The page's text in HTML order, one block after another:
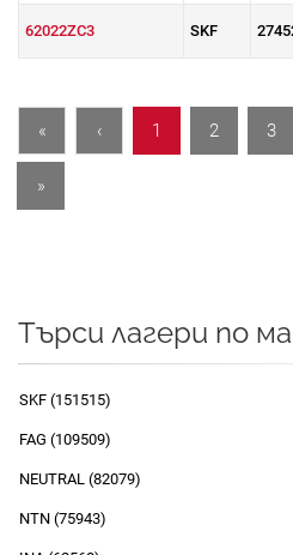
62022ZC3 SKF
« ‹ 1 2 3
»
Търси лагери по
SKF (151515)
FAG (109509)
NEUTRAL (82079)
NTN (75943)